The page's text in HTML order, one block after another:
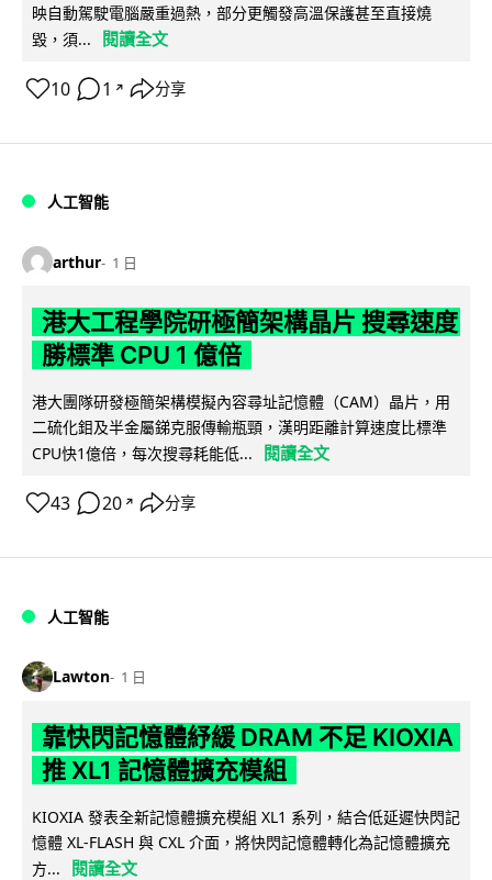
映自動駕駛電腦嚴重過熱，部分更觸發高溫保護甚至直接燒
毀，須...
閱讀全文
10 1 ↗ 分享
人工智能
arthur 1 日
港大工程學院研極簡架構晶片 搜尋速度
勝標準 CPU 1 億倍
港大團隊研發極簡架構模擬內容尋址記憶體（CAM）晶片，用
二硫化鉬及半金屬銻克服傳輸瓶頸，漢明距離計算速度比標準
CPU快1億倍，每次搜尋耗能低...
閱讀全文
43 20 ↗ 分享
人工智能
Lawton 1 日
靠快閃記憶體紓緩 DRAM 不足 KIOXIA
推 XL1 記憶體擴充模組
KIOXIA 發表全新記憶體擴充模組 XL1 系列，結合低延遲快閃記
憶體 XL-FLASH 與 CXL 介面，將快閃記憶體轉化為記憶體擴充
方...
閱讀全文